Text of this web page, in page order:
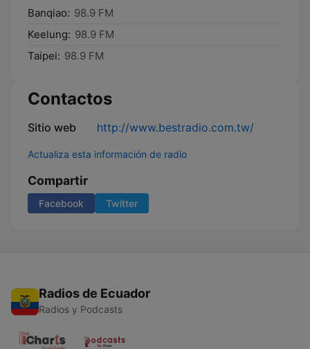
Banqiao: 98.9 FM
Keelung: 98.9 FM
Taipei: 98.9 FM
Contactos
Sitio web http://www.bestradio.com.tw/
Actualiza esta información de radio
Compartir
Facebook Twitter
Radios de Ecuador
Radios y Podcasts